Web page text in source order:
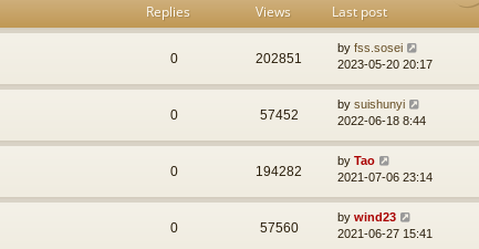
Replies Views Last post
0 202851
by fss.sosei
2023-05-20 20:17
0 57452
by suishunyi
2022-06-18 8:44
0 194282
by Tao
2021-07-06 23:14
0 57560
by wind23
2021-06-27 15:41